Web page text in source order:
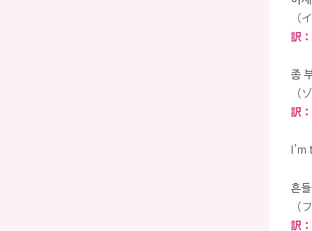
（
訳
좀
（
訳
흔
（
訳